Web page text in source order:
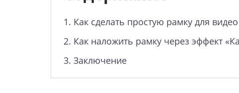
1. Как сделать простую рамку для видео
2. Как наложить рамку через эффект
3. Заключение